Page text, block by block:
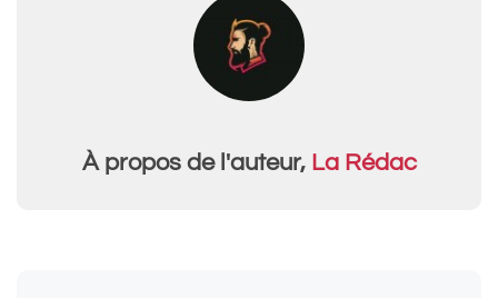
À propos de l'auteur, La Rédac